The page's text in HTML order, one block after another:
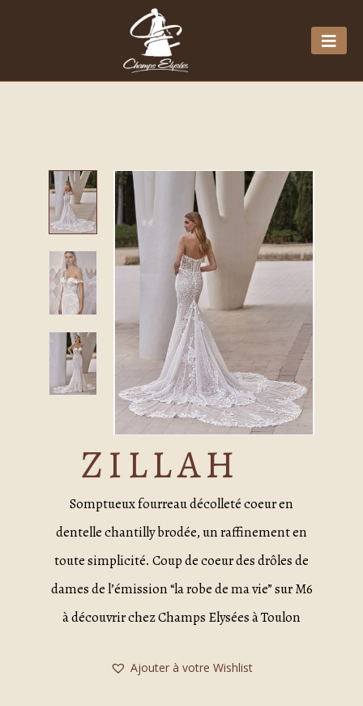
ZILLAH
Somptueux fourreau décolleté coeur en
dentelle chantilly brodée, un raffinement en
toute simplicité. Coup de coeur des drôles de
dames de l’émission “la robe de ma vie” sur M6
à découvrir chez Champs Elysées à Toulon
Ajouter à votre Wishlist